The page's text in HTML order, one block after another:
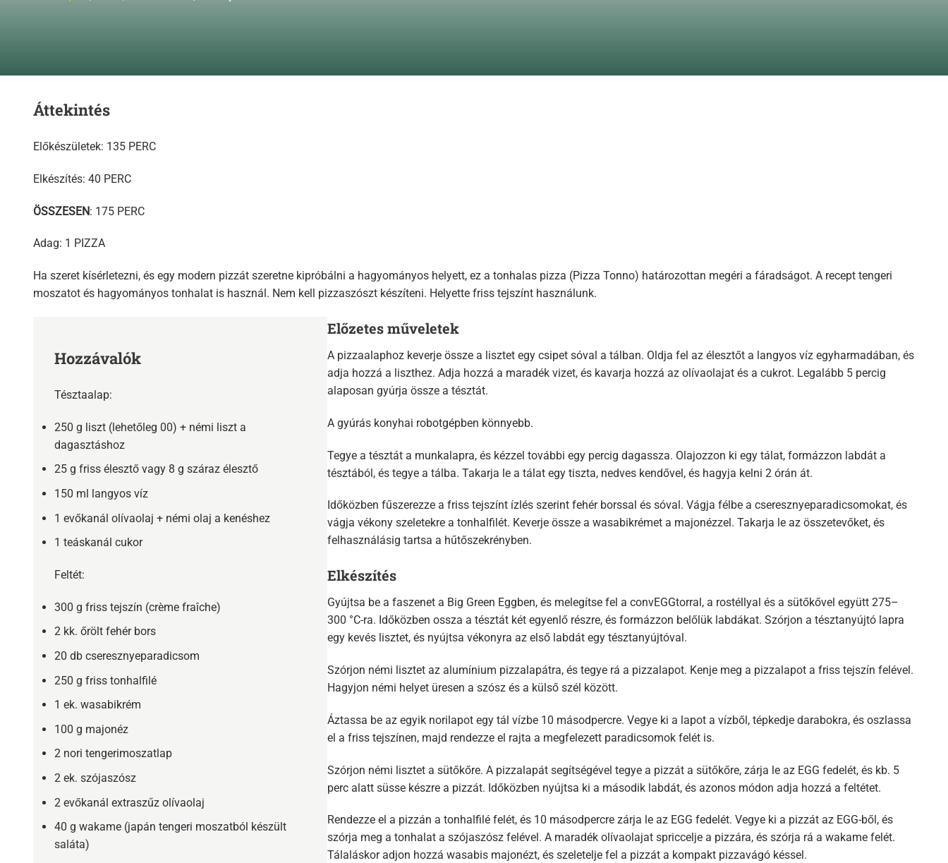
Áttekintés
Előkészületek: 135 PERC
Elkészítés: 40 PERC
ÖSSZESEN: 175 PERC
Adag: 1 PIZZA
Ha szeret kísérletezni, és egy modern pizzát szeretne kipróbálni a hagyományos helyett, ez a tonhalas pizza (Pizza Tonno) határozottan megéri a fáradságot. A recept tengeri
moszatot és hagyományos tonhalat is használ. Nem kell pizzaszószt készíteni. Helyette friss tejszínt használunk.
Hozzávalók
Tésztaalap:
250 g liszt (lehetőleg 00) + némi liszt a
dagasztáshoz
25 g friss élesztő vagy 8 g száraz élesztő
150 ml langyos víz
1 evőkanál olívaolaj + némi olaj a kenéshez
1 teáskanál cukor
Feltét:
300 g friss tejszín (crème fraîche)
2 kk. őrölt fehér bors
20 db cseresznyeparadicsom
250 g friss tonhalfilé
1 ek. wasabikrém
100 g majonéz
2 nori tengerimoszatlap
2 ek. szójaszósz
2 evőkanál extraszűz olívaolaj
40 g wakame (japán tengeri moszatból készült
saláta)
Előzetes műveletek
A pizzaalaphoz keverje össze a lisztet egy csipet sóval a tálban. Oldja fel az élesztőt a langyos víz egyharmadában, és
adja hozzá a liszthez. Adja hozzá a maradék vizet, és kavarja hozzá az olívaolajat és a cukrot. Legalább 5 percig
alaposan gyúrja össze a tésztát.
A gyúrás konyhai robotgépben könnyebb.
Tegye a tésztát a munkalapra, és kézzel további egy percig dagassza. Olajozzon ki egy tálat, formázzon labdát a
tésztából, és tegye a tálba. Takarja le a tálat egy tiszta, nedves kendővel, és hagyja kelni 2 órán át.
Időközben fűszerezze a friss tejszínt ízlés szerint fehér borssal és sóval. Vágja félbe a cseresznyeparadicsomokat, és
vágja vékony szeletekre a tonhalfilét. Keverje össze a wasabikrémet a majonézzel. Takarja le az összetevőket, és
felhasználásig tartsa a hűtőszekrényben.
Elkészítés
Gyújtsa be a faszenet a Big Green Eggben, és melegítse fel a convEGGtorral, a rostéllyal és a sütőkővel együtt 275–
300 °C-ra. Időközben ossza a tésztát két egyenlő részre, és formázzon belőlük labdákat. Szórjon a tésztanyújtó lapra
egy kevés lisztet, és nyújtsa vékonyra az első labdát egy tésztanyújtóval.
Szórjon némi lisztet az alumínium pizzalapátra, és tegye rá a pizzalapot. Kenje meg a pizzalapot a friss tejszín felével.
Hagyjon némi helyet üresen a szósz és a külső szél között.
Áztassa be az egyik norilapot egy tál vízbe 10 másodpercre. Vegye ki a lapot a vízből, tépkedje darabokra, és oszlassa
el a friss tejszínen, majd rendezze el rajta a megfelezett paradicsomok felét is.
Szórjon némi lisztet a sütőkőre. A pizzalapát segítségével tegye a pizzát a sütőkőre, zárja le az EGG fedelét, és kb. 5
perc alatt süsse készre a pizzát. Időközben nyújtsa ki a második labdát, és azonos módon adja hozzá a feltétet.
Rendezze el a pizzán a tonhalfilé felét, és 10 másodpercre zárja le az EGG fedelét. Vegye ki a pizzát az EGG-ből, és
szórja meg a tonhalat a szójaszósz felével. A maradék olívaolajat spriccelje a pizzára, és szórja rá a wakame felét.
Tálaláskor adjon hozzá wasabis majonézt, és szeletelje fel a pizzát a kompakt pizzavágó késsel.